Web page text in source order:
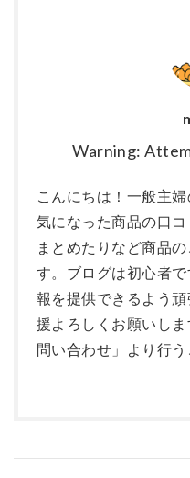
Warning:
こんにちは！一般主
気になった商品の口
まとめたりなど商品
す。ブログは初心者
報を提供できるよう
援よろしくお願いし
問い合わせ」より行う